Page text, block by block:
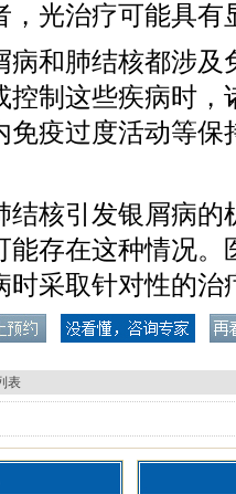
，光治疗可能具有
病和肺结核都涉及
控制这些疾病时，
免疫过度活动等保
结核引发银屑病的
能存在这种情况。
时采取针对性的治
表